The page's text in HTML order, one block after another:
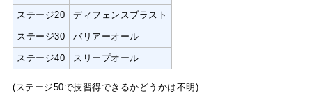
ステージ20 ディフェンスブラスト
ステージ30 バリアーオール
ステージ40 スリープオール
(ステージ50で技習得できるかどうかは不明)